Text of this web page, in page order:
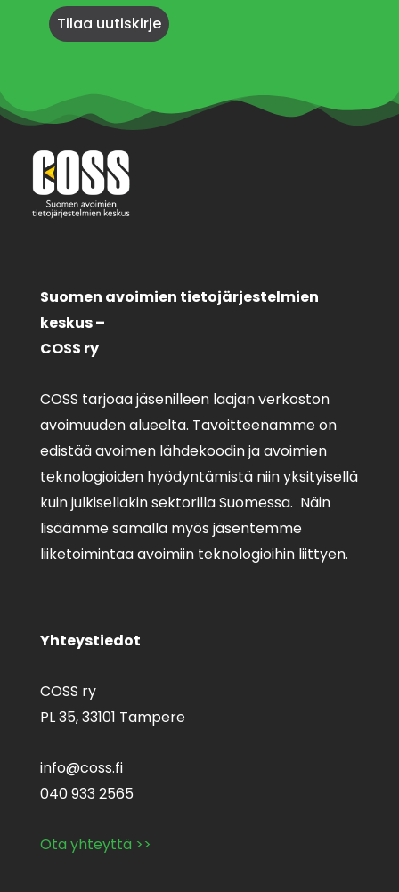
Suomen avoimien tietojärjestelmien
keskus –
COSS ry
COSS tarjoaa jäsenilleen laajan verkoston
avoimuuden alueelta. Tavoitteenamme on
edistää avoimen lähdekoodin ja avoimien
teknologioiden hyödyntämistä niin yksityisellä
kuin julkisellakin sektorilla Suomessa. Näin
lisäämme samalla myös jäsentemme
liiketoimintaa avoimiin teknologioihin liittyen.
Yhteystiedot
COSS ry
PL 35,33101 Tampere
info@coss.fi
040 933 2565
Ota yhteyttä >>